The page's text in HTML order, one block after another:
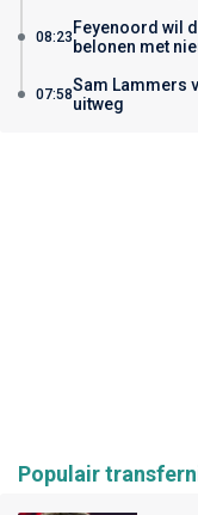
08:23 Feyenoord wil
belonen met
07:58Sam Lammers
uitweg
Populair